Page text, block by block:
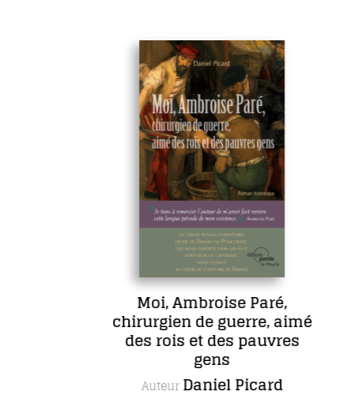
Moi, Ambroise Paré,
chirurgien de guerre, aimé
des rois et des pauvres
gens
AuteurDaniel Picard